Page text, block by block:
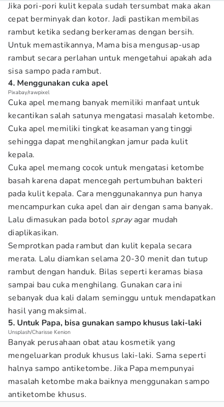
Jika pori-pori kulit kepala sudah tersumbat maka akan
cepat berminyak dan kotor. Jadi pastikan membilas
rambut ketika sedang berkeramas dengan bersih.
Untuk memastikannya, Mama bisa mengusap-usap
rambut secara perlahan untuk mengetahui apakah ada
sisa sampo pada rambut.
4. Menggunakan cuka apel
Pixabay/rawpixel
Cuka apel memang banyak memiliki manfaat untuk
kecantikan salah satunya mengatasi masalah ketombe.
Cuka apel memiliki tingkat keasaman yang tinggi
sehingga dapat menghilangkan jamur pada kulit
kepala.
Cuka apel memang cocok untuk mengatasi ketombe
basah karena dapat mencegah pertumbuhan bakteri
pada kulit kepala. Cara menggunakannya pun hanya
mencampurkan cuka apel dan air dengan sama banyak.
Lalu dimasukan pada botol sprayagar mudah
diaplikasikan.
Semprotkan pada rambut dan kulit kepala secara
merata. Lalu diamkan selama 20-30 menit dan tutup
rambut dengan handuk. Bilas seperti keramas biasa
sampai bau cuka menghilang. Gunakan cara ini
sebanyak dua kali dalam seminggu untuk mendapatkan
hasil yang maksimal.
5. Untuk Papa, bisa gunakan sampo khusus laki-laki
Unsplash/Charisse Kenion
Banyak perusahaan obat atau kosmetik yang
mengeluarkan produk khusus laki-laki. Sama seperti
halnya sampo antiketombe. Jika Papa mempunyai
masalah ketombe maka baiknya menggunakan sampo
antiketombe khusus.